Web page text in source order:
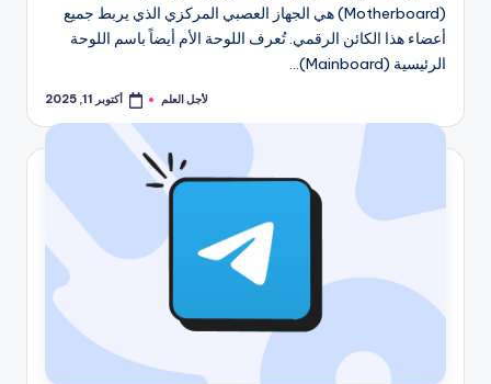
(Motherboard) هي الجهاز العصبي المركزي الذي يربط جميع
أعضاء هذا الكائن الرقمي. تُعرف اللوحة الأم أيضاً باسم اللوحة
الرئيسية (Mainboard)…
تمّ
لأجل العلم أكتوبر 11, 2025